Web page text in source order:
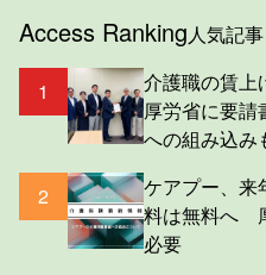
Access Ranking人気記事
1
介護職の賃
厚労省に要
への組み込み
2
ケアプー、
料は無料へ
必要